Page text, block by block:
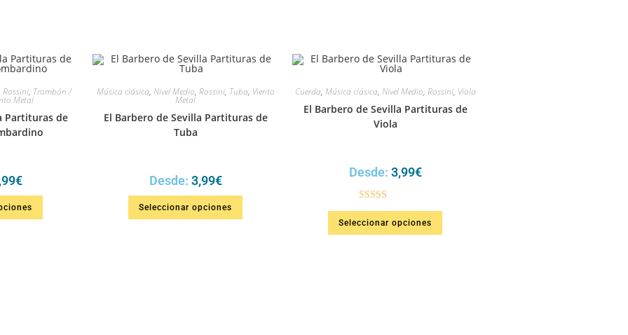
Rossini, Trombón /
Metal
Partituras de
€
Música clásica, Nivel Medio, Rossini, Tuba, Viento
Metal
El Barbero de Sevilla Partituras de
Tuba
Desde: 3,99€
Seleccionar opciones
Cuerda, Música clásica, Nivel Medio, Rossini, Viola
El Barbero de Sevilla Partituras de
Viola
Desde: 3,99€
Valorado en
5.00de 5
Seleccionar opciones